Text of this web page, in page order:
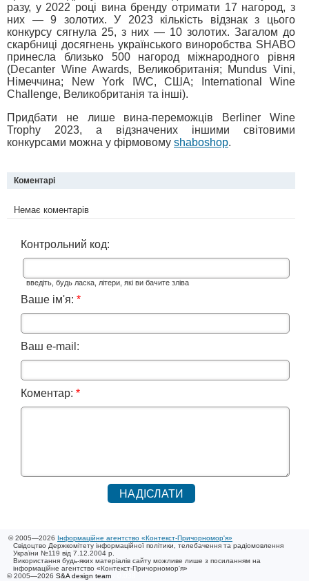
разу, у 2022 році вина бренду отримати 17 нагород, з
них — 9 золотих. У 2023 кількість відзнак з цього
конкурсу сягнула 25, з них — 10 золотих. Загалом до
скарбниці досягнень українського виноробства SHABO
принесла близько 500 нагород міжнародного рівня
(Decanter Wine Awards, Великобританія; Mundus Vini,
Німеччина; New York IWC, США; International Wine
Challenge, Великобританія та інші).
Придбати не лише вина-переможців Berliner Wine
Trophy 2023, а відзначених іншими світовими
конкурсами можна у фірмовому shaboshop.
Коментарі
Немає коментарів
Контрольний код:
введіть, будь ласка, літери, які ви бачите зліва
Ваше ім'я: *
Ваш e-mail:
Коментар: *
© 2005—2026 Інформаційне агентство «Контекст-Причорномор'я»
Свідоцтво Держкомітету інформаційної політики, телебачення та радіомовлення
України №119 від 7.12.2004 р.
Використання будь-яких матеріалів сайту можливе лише з посиланням на
інформаційне агентство «Контекст-Причорномор'я»
© 2005—2026 S&A design team